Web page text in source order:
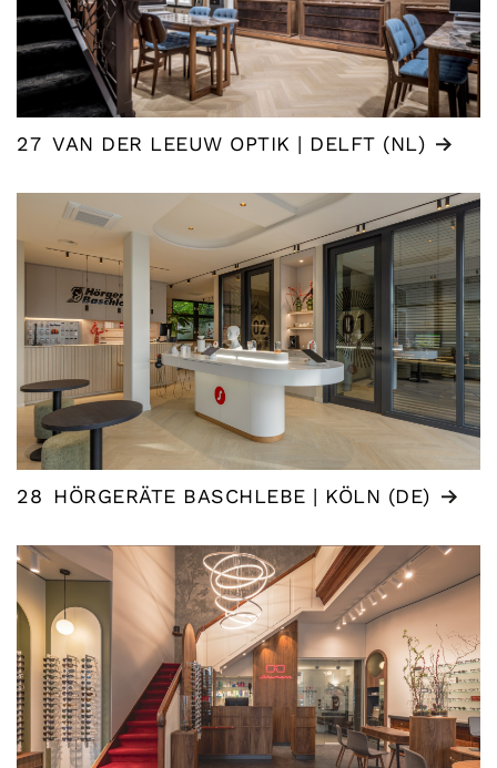
27 VAN DER LEEUW OPTIK | DELFT (NL)
28 HÖRGERÄTE BASCHLEBE | KÖLN (DE)